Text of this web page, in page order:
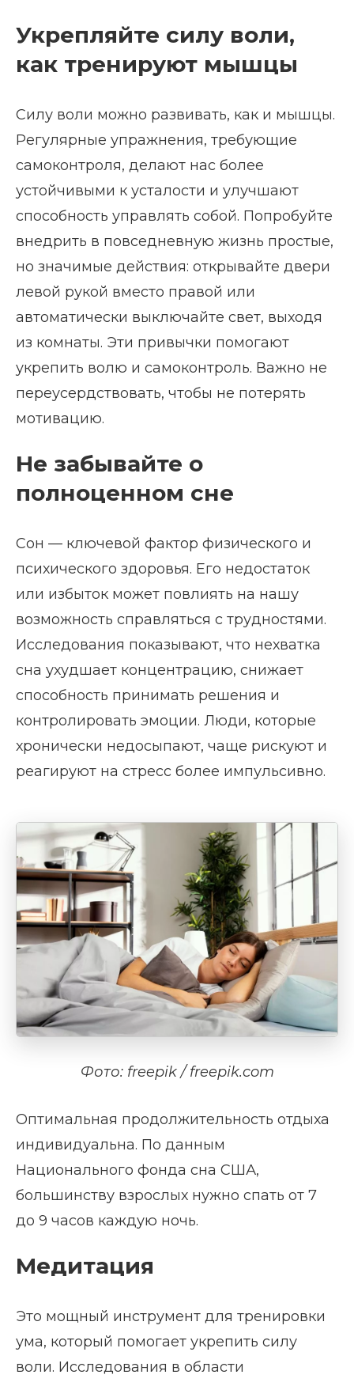
Укрепляйте силу воли,
как тренируют мышцы
Силу воли можно развивать, как и мышцы.
Регулярные упражнения, требующие
самоконтроля, делают нас более
устойчивыми к усталости и улучшают
способность управлять собой. Попробуйте
внедрить в повседневную жизнь простые,
но значимые действия: открывайте двери
левой рукой вместо правой или
автоматически выключайте свет, выходя
из комнаты. Эти привычки помогают
укрепить волю и самоконтроль. Важно не
переусердствовать, чтобы не потерять
мотивацию.
Не забывайте о
полноценном сне
Сон — ключевой фактор физического и
психического здоровья. Его недостаток
или избыток может повлиять на нашу
возможность справляться с трудностями.
Исследования показывают, что нехватка
сна ухудшает концентрацию, снижает
способность принимать решения и
контролировать эмоции. Люди, которые
хронически недосыпают, чаще рискуют и
реагируют на стресс более импульсивно.
Фото: freepik / freepik.com
Оптимальная продолжительность отдыха
индивидуальна. По данным
Национального фонда сна США,
большинству взрослых нужно спать от 7
до 9 часов каждую ночь.
Медитация
Это мощный инструмент для тренировки
ума, который помогает укрепить силу
воли. Исследования в области